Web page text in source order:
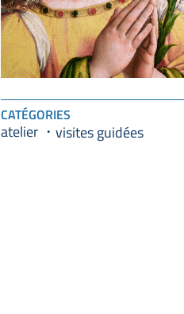
CATÉGORIES
atelier visites guidées